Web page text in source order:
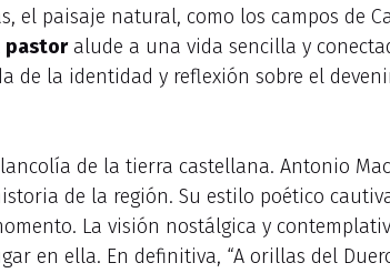
el paisaje natural, como los campos de
pastoralude a una vida sencilla y
de la identidad y reflexión sobre el
de la tierra castellana. Antonio
de la región. Su estilo poético
La visión nostálgica y
en ella. En definitiva, “A orillas del